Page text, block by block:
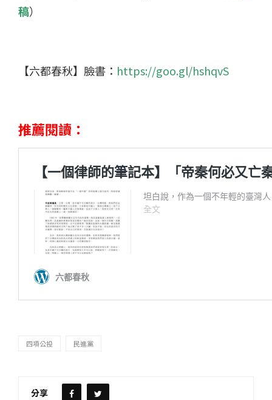
稿）
【六都春秋】臉書： https://goo.gl/hshqvS
推薦閱讀：
四項公投 民進黨
分享